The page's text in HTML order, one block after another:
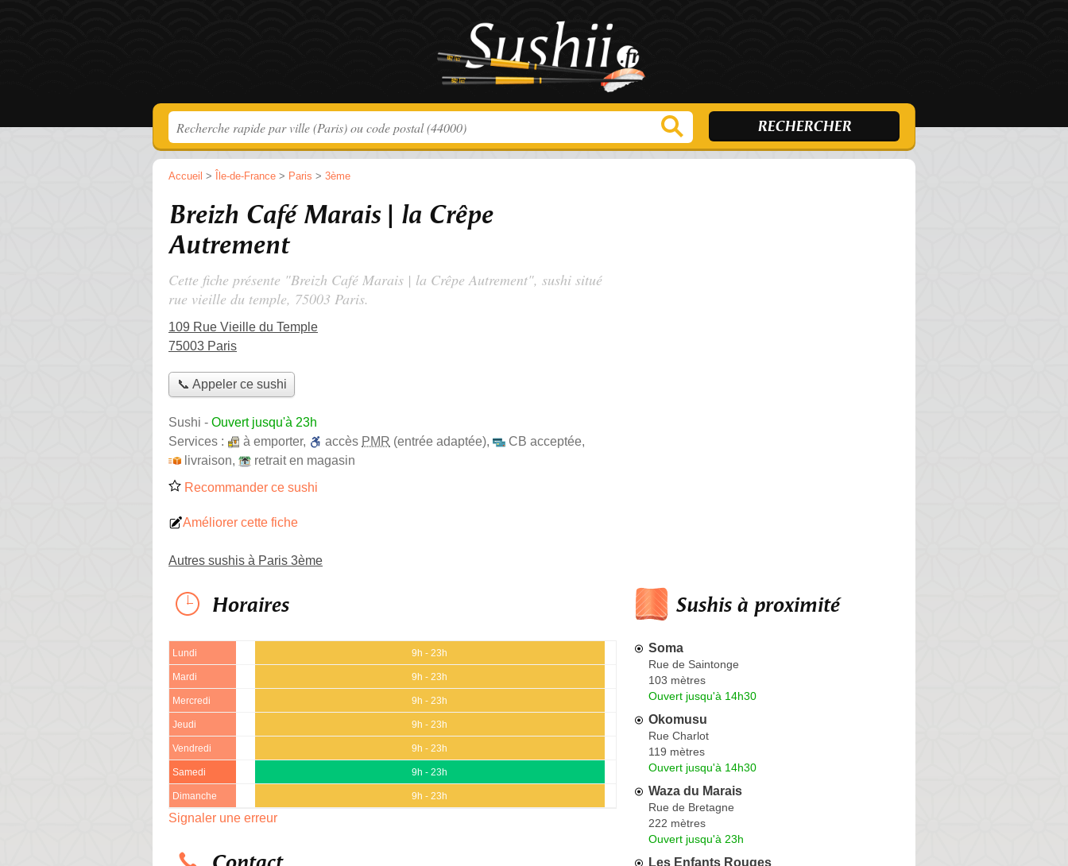
Accueil > Île-de-France > Paris > 3ème
Breizh Café Marais | la Crêpe
Autrement
Cette fiche présente "Breizh Café Marais | la Crêpe Autrement", sushi situé
rue vieille du temple, 75003 Paris.
109 Rue Vieille du Temple
75003 Paris
📞 Appeler ce sushi
Sushi - Ouvert jusqu'à 23h
Services :
à emporter, accès PMR (entrée adaptée), CB acceptée,
livraison,
retrait en magasin
Recommander ce sushi
Améliorer cette fiche
Autres sushis à Paris 3ème
Horaires
Lundi 9h - 23h
Mardi 9h - 23h
Mercredi 9h - 23h
Jeudi 9h - 23h
Vendredi 9h - 23h
Samedi 9h - 23h
Dimanche 9h - 23h
Signaler une erreur
Sushis à proximité
Soma
Rue de Saintonge
103 mètres
Ouvert jusqu'à 14h30
Okomusu
Rue Charlot
119 mètres
Ouvert jusqu'à 14h30
Waza du Marais
Rue de Bretagne
222 mètres
Ouvert jusqu'à 23h
Les Enfants Rouges